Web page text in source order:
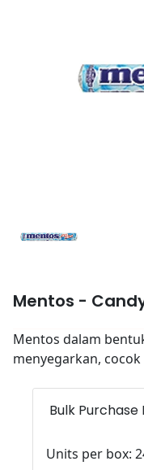
Mentos -
Mentos dalam
menyegarkan,
Bulk Purchase
Units per box: